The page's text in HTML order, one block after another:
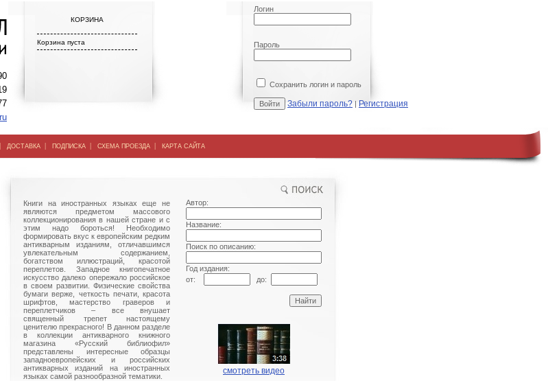
КОРЗИНА
Корзина пуста
Логин
Пароль
Сохранить логин и пароль
Забыли пароль? | Регистрация
| ДОСТАВКА | ПОДПИСКА | СХЕМА ПРОЕЗДА | КАРТА САЙТА
Книги на иностранных языках еще не
являются предметом массового
коллекционирования в нашей стране и с
этим надо бороться! Необходимо
формировать вкус к европейским редким
антикварным изданиям, отличавшимся
увлекательным содержанием,
богатством иллюстраций, красотой
переплетов. Западное книгопечатное
искусство далеко опережало российское
в своем развитии. Физические свойства
бумаги верже, четкость печати, красота
шрифтов, мастерство граверов и
переплетчиков – все внушает
священный трепет настоящему
ценителю прекрасного! В данном разделе
в коллекции антикварного книжного
магазина «Русский библиофил»
представлены интересные образцы
западноевропейских и российских
антикварных изданий на иностранных
языках самой разнообразной тематики.
Автор:
Название:
Поиск по описанию:
Год издания:
от:
до:
смотреть видео